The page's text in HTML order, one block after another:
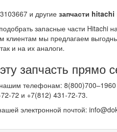
и другие запчасти hitachi
запасные части Hitachi
клиентам мы предлагаем
и на их аналоги.
запчасть прямо
телефонам:
72 и +7(812) 431-72-73.
электронной почтой: